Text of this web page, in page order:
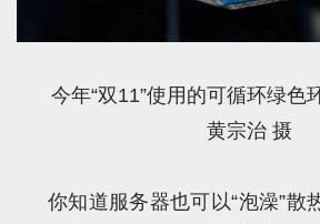
今年“双11”使用的可循环绿色
黄宗治 摄
你知道服务器也可以“泡澡”散